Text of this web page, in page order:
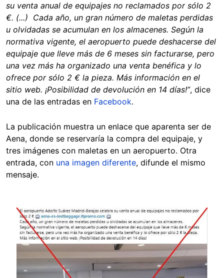
su venta anual de equipajes no reclamados por sólo 2
€. (...) Cada año, un gran número de maletas perdidas
u olvidadas se acumulan en los almacenes. Según la
normativa vigente, el aeropuerto puede deshacerse del
equipaje que lleve más de 6 meses sin facturarse, pero
una vez más ha organizado una venta benéfica y lo
ofrece por sólo 2 € la pieza. Más información en el
sitio web. ¡Posibilidad de devolución en 14 días!”, dice
una de las entradas en Facebook.
La publicación muestra un enlace que aparenta ser de
Aena, donde se reservaría la compra del equipaje, y
tres imágenes con maletas en un aeropuerto. Otra
entrada, con una imagen diferente, difunde el mismo
mensaje.
Image